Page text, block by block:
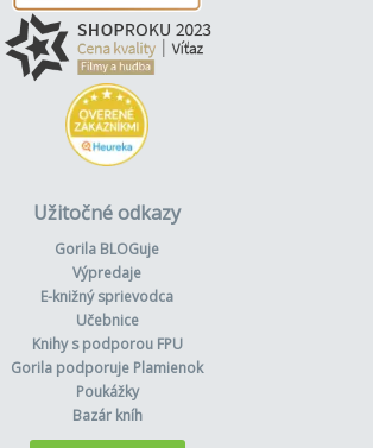
Užitočné odkazy
Gorila BLOGuje
Výpredaje
E-knižný sprievodca
Učebnice
Knihy s podporou FPU
Gorila podporuje Plamienok
Poukážky
Bazár kníh